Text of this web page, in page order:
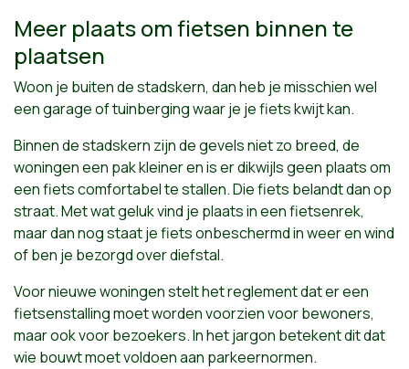
Meer plaats om fietsen binnen te
plaatsen
Woon je buiten de stadskern, dan heb je misschien wel
een garage of tuinberging waar je je fiets kwijt kan.
Binnen de stadskern zijn de gevels niet zo breed, de
woningen een pak kleiner en is er dikwijls geen plaats om
een fiets comfortabel te stallen. Die fiets belandt dan op
straat. Met wat geluk vind je plaats in een fietsenrek,
maar dan nog staat je fiets onbeschermd in weer en wind
of ben je bezorgd over diefstal.
Voor nieuwe woningen stelt het reglement dat er een
fietsenstalling moet worden voorzien voor bewoners,
maar ook voor bezoekers. In het jargon betekent dit dat
wie bouwt moet voldoen aan parkeernormen.